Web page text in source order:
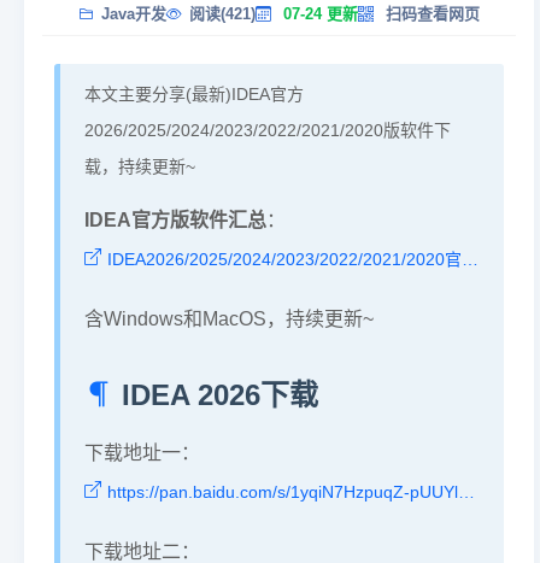
Java开发 阅读(421) 07-24 更新 扫码查看网页
本文主要分享(最新)IDEA官方
2026/2025/2024/2023/2022/2021/2020版软件下
载，持续更新~
IDEA官方版软件汇总：
IDEA2026/2025/2024/2023/2022/2021/2020官方版下载
含Windows和MacOS，持续更新~
IDEA 2026下载
下载地址一：
https://pan.baidu.com/s/1yqiN7HzpuqZ-pUUYlTG0RQ?pwd=dkhr
下载地址二：